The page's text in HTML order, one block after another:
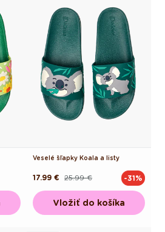
Veselé šľapky Koala a listy
Pôvodná25.99 €
Akciová
17.99 € -31%
Vložiť do košíka